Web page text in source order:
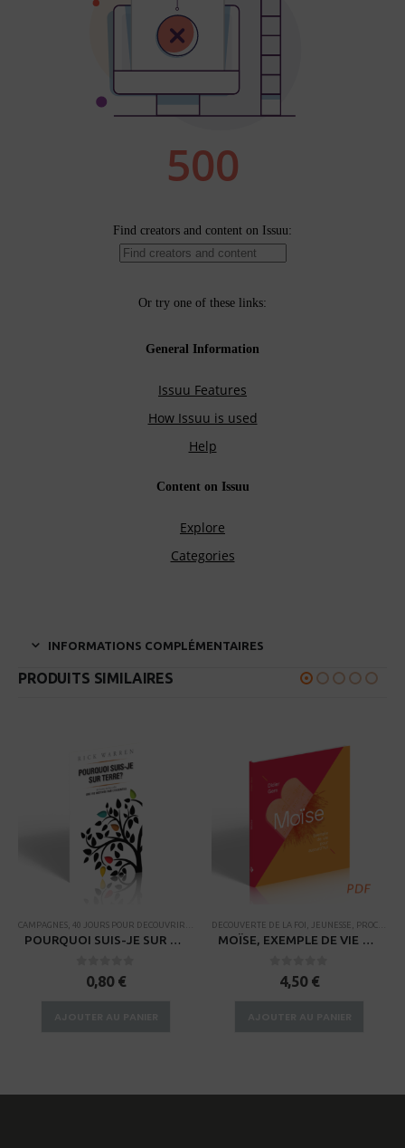
INFORMATIONS COMPLÉMENTAIRES
PRODUITS SIMILAIRES
VOUS AVEC LA BIBLE, RESSOURCES POUR PETITS GROUPES,THÈMES BIBLIQUES
PROCESSUS DE FORMATION DE DISCIPLE,RENDEZ-VOUS AVEC LA BIBLE , RESSOURCES POUR PETITS
CAMPAGNES 40 JOURS POUR DECOUVRIR L'ESSENTIEL ,DECOUVERTE DE LA FOI
POURQUOI SUIS-JE SUR TERRE?
sur 5
0,80 €
DECOUVERTE DE LA FOI JEUNESSE PROCESSUS DE FORMATION DE DISCIPLE
MOÏSE, EXEMPLE DE VIE POUR AUJOURD’HUI – PDF
sur 5
4,50 €